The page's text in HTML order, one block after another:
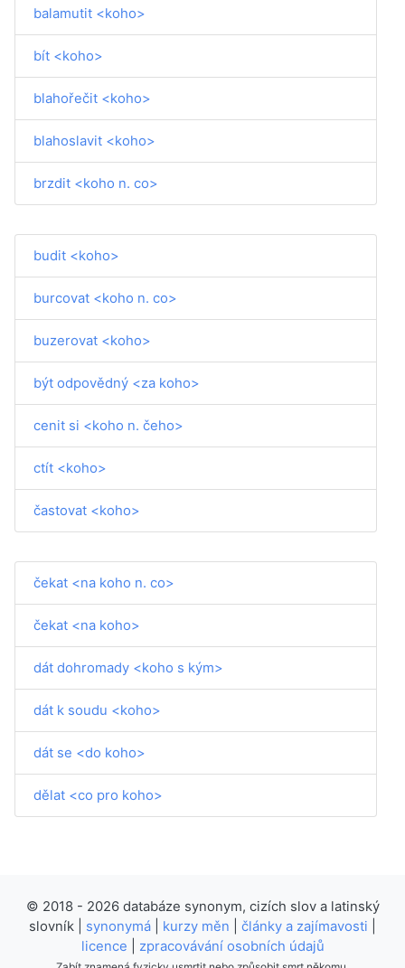
balamutit <koho>
bít <koho>
blahořečit <koho>
blahoslavit <koho>
brzdit <koho n. co>
budit <koho>
burcovat <koho n. co>
buzerovat <koho>
být odpovědný <za koho>
cenit si <koho n. čeho>
ctít <koho>
častovat <koho>
čekat <na koho n. co>
čekat <na koho>
dát dohromady <koho s kým>
dát k soudu <koho>
dát se <do koho>
dělat <co pro koho>
© 2018 - 2026 databáze synonym, cizích slov a latinský
slovník | synonymá kurzy měn články a zajímavosti
licence
zpracovávání osobních údajů